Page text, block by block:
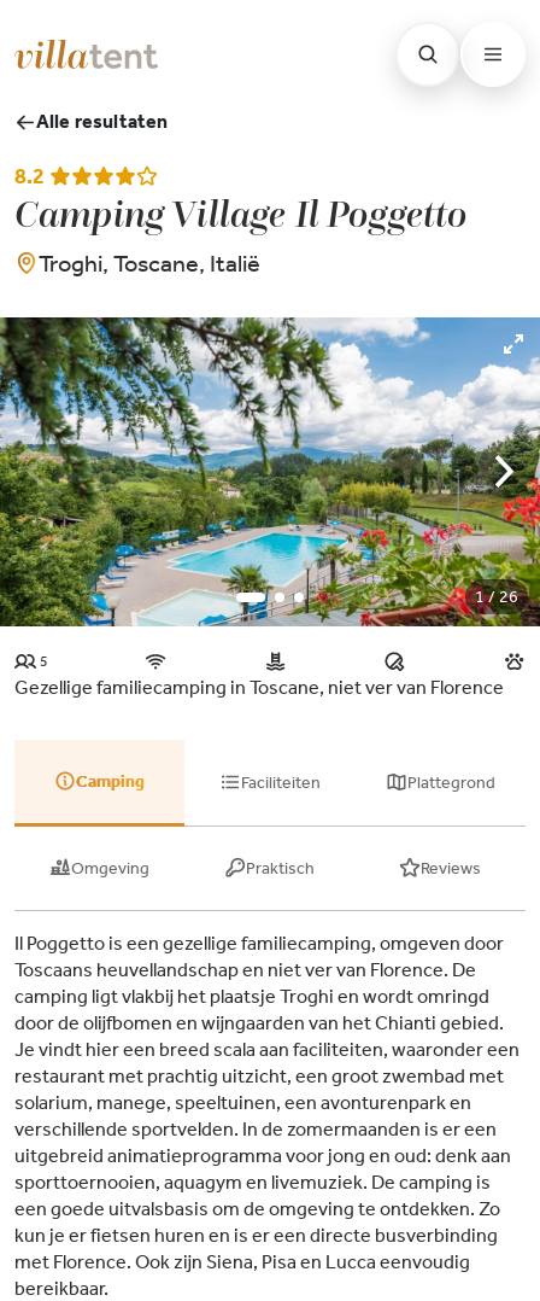
Alle resultaten
8.2
Camping Village Il Poggetto
Troghi, Toscane, Italië
1 / 26
5
Gezellige familiecamping in Toscane, niet ver van Florence
Camping Faciliteiten Plattegrond
Omgeving Praktisch Reviews
Il Poggetto is een gezellige familiecamping, omgeven door
Toscaans heuvellandschap en niet ver van Florence. De
camping ligt vlakbij het plaatsje Troghi en wordt omringd
door de olijfbomen en wijngaarden van het Chianti gebied.
Je vindt hier een breed scala aan faciliteiten, waaronder een
restaurant met prachtig uitzicht, een groot zwembad met
solarium, manege, speeltuinen, een avonturenpark en
verschillende sportvelden. In de zomermaanden is er een
uitgebreid animatieprogramma voor jong en oud: denk aan
sporttoernooien, aquagym en livemuziek. De camping is
een goede uitvalsbasis om de omgeving te ontdekken. Zo
kun je er fietsen huren en is er een directe busverbinding
met Florence. Ook zijn Siena, Pisa en Lucca eenvoudig
bereikbaar.